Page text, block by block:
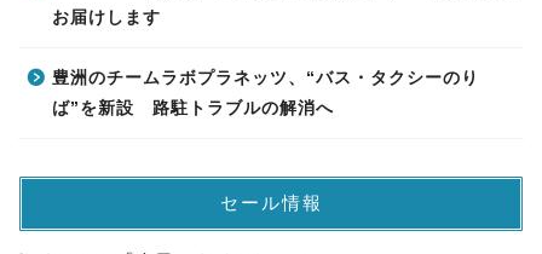
お届けします
豊洲のチームラボプラネッツ、“バス・タクシーのり
ば”を新設 路駐トラブルの解消へ
セール情報